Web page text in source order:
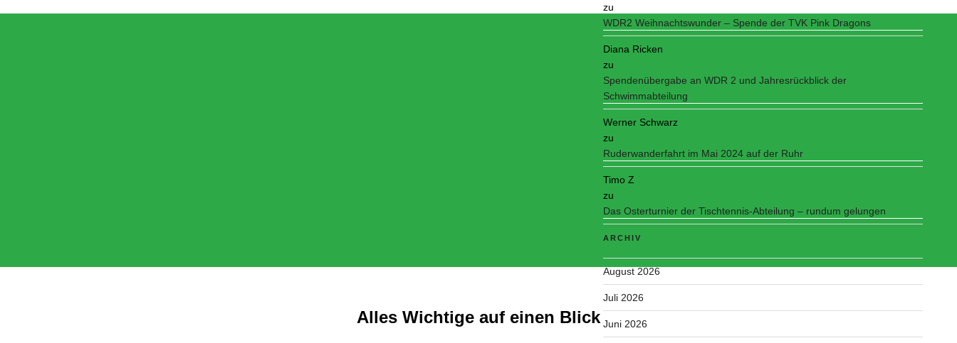
Alles Wichtige auf einen Blick
zu
WDR2 Weihnachtswunder – Spende der TVK Pink Dragons
Diana Ricken
zu
Spendenübergabe an WDR 2 und Jahresrückblick der
Schwimmabteilung
Werner Schwarz
zu
Ruderwanderfahrt im Mai 2024 auf der Ruhr
Timo Z
zu
Das Osterturnier der Tischtennis-Abteilung – rundum gelungen
ARCHIV
August 2026
Juli 2026
Juni 2026